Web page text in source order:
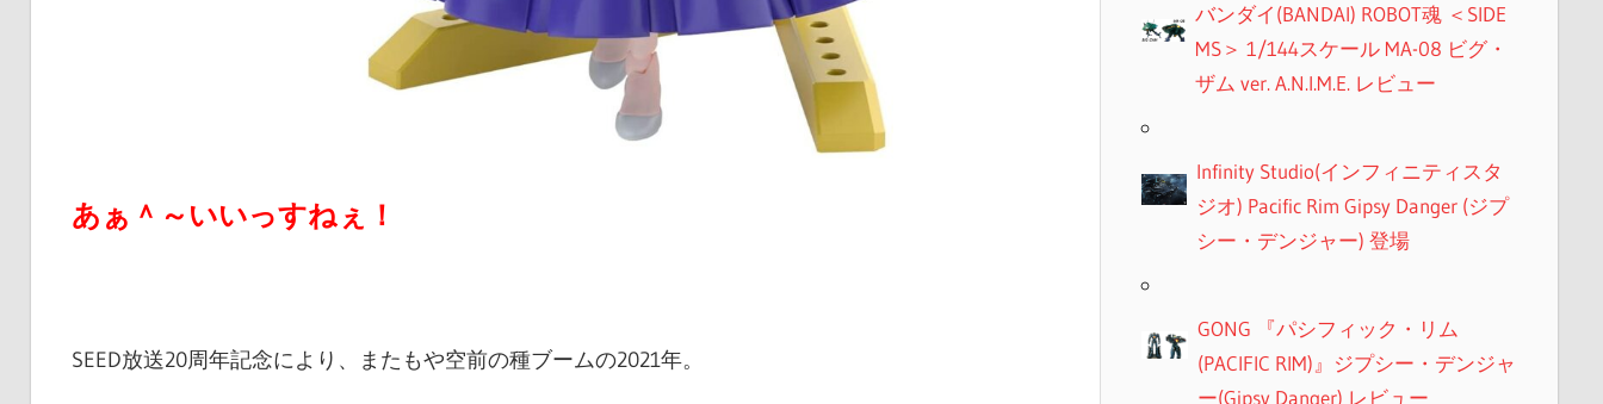
あぁ＾～いいっすねぇ！
SEED放送20周年記念により、またもや空前の種ブームの2021年。
バンダイ(BANDAI) ROBOT魂 ＜SIDE
MS＞ 1/144スケール MA-08 ビグ・
ザム ver. A.N.I.M.E. レビュー
Infinity Studio(インフィニティスタ
ジオ) Pacific Rim Gipsy Danger (ジプ
シー・デンジャー) 登場
GONG 『パシフィック・リム
(PACIFIC RIM)』ジプシー・デンジャ
ー(Gipsy Danger) レビュー